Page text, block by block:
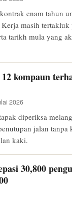
enam tahun
masih tertakluk
tarikh mula yang
kompaun
2026
diperiksa
jalan tanpa
kaki.
30,800